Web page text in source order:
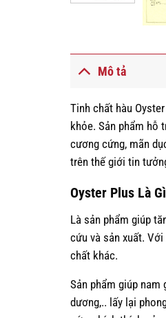
Mô tả
Tinh chất hàu
khỏe. Sản phẩm hỗ
cương cứng, mãn
trên thế giới tin
Oyster Plus Là Gì
Là sản phẩm giúp
cứu và sản xuất. Với
chất khác.
Sản phẩm giúp
dương,.. lấy lại